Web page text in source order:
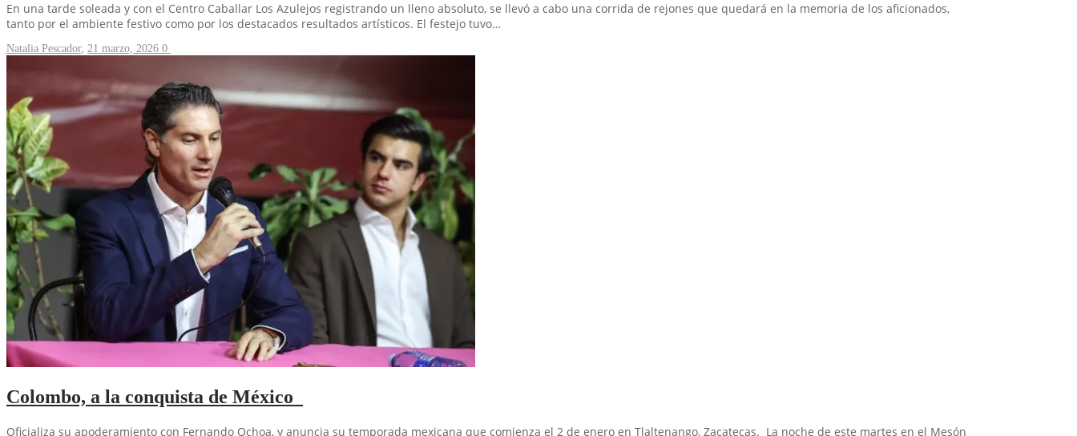
En una tarde soleada y con el Centro Caballar Los Azulejos registrando un lleno absoluto, se llevó a cabo una corrida de rejones que quedará en la memoria de los aficionados,
tanto por el ambiente festivo como por los destacados resultados artísticos. El festejo tuvo…
Natalia Pescador, 21 marzo, 2026 0
Colombo, a la conquista de México
Oficializa su apoderamiento con Fernando Ochoa, y anuncia su temporada mexicana que comienza el 2 de enero en Tlaltenango, Zacatecas. La noche de este martes en el Mesón